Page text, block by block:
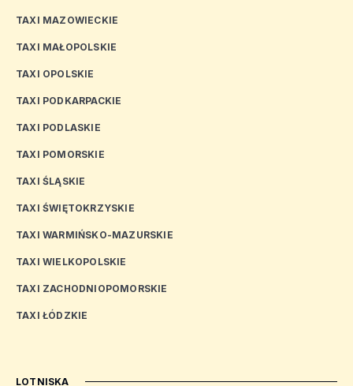
TAXI MAZOWIECKIE
TAXI MAŁOPOLSKIE
TAXI OPOLSKIE
TAXI PODKARPACKIE
TAXI PODLASKIE
TAXI POMORSKIE
TAXI ŚLĄSKIE
TAXI ŚWIĘTOKRZYSKIE
TAXI WARMIŃSKO-MAZURSKIE
TAXI WIELKOPOLSKIE
TAXI ZACHODNIOPOMORSKIE
TAXI ŁÓDZKIE
LOTNISKA